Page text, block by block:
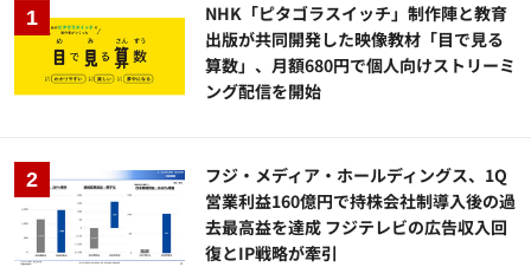
NHK「ピタゴラスイッチ」制作陣と教育
出版が共同開発した映像教材「目で見る
算数」、月額680円で個人向けストリーミ
ング配信を開始
フジ・メディア・ホールディングス、1Q
営業利益160億円で持株会社制導入後の過
去最高益を達成 フジテレビの広告収入回
復とIP戦略が牽引